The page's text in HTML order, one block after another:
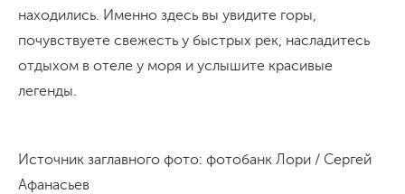
находились. Именно здесь вы увидите горы,
почувствуете свежесть у быстрых рек, насладитесь
отдыхом в отеле у моря и услышите красивые
легенды.
Источник заглавного фото: фотобанк Лори / Сергей
Афанасьев